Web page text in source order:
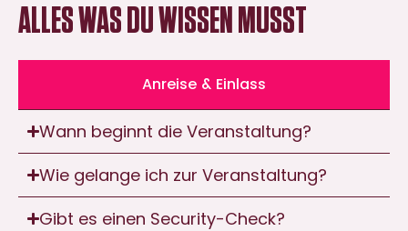
ALLES WAS DU WISSEN MUSST
Anreise & Einlass
Wann beginnt die Veranstaltung?
Wie gelange ich zur Veranstaltung?
Gibt es einen Security-Check?